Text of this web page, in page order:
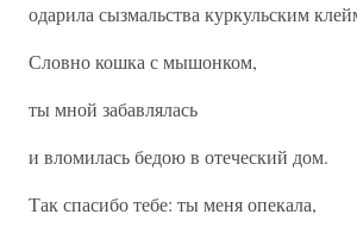
одарила сызмальства куркульским
Словно кошка с мышонком,
ты мной забавлялась
и вломилась бедою в отеческий дом.
Так спасибо тебе: ты меня опекала,